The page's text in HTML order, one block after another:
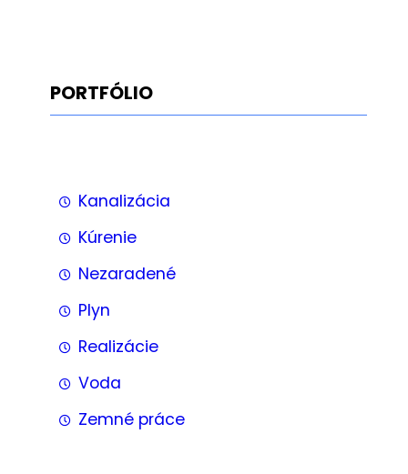
PORTFÓLIO
Kanalizácia
Kúrenie
Nezaradené
Plyn
Realizácie
Voda
Zemné práce